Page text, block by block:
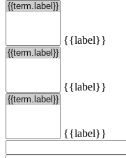
{{label}}
{{label}}
{{label}}